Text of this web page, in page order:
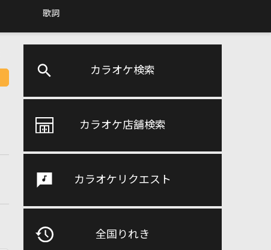
歌詞
カラオケ検索
カラオケ店舗検索
カラオケリクエスト
全国りれき